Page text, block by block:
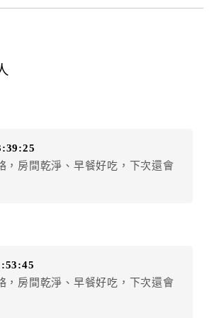
訂單。
（限原訂飯店）
差額。（限原訂飯店）
益(保留住房)
留起算日）
計畫，如逾時未提出申辦，視同無條
權益）。 （限原訂飯店使用）
定乙次，限原訂飯店，異動完成後不
，房間乾淨、早餐好吃，下次還會
，房間乾淨、早餐好吃，下次還會